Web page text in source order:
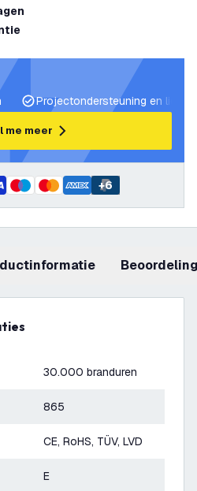
Projectondersteuning en
me meer
+6
30.000 branduren
865
CE, RoHS, TÜV, LVD
E